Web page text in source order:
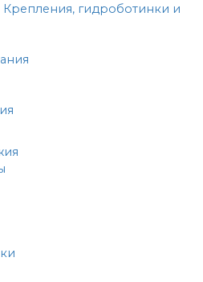
Крепления, гидроботинки и